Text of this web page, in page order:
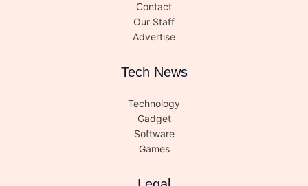
Contact
Our Staff
Advertise
Tech News
Technology
Gadget
Software
Games